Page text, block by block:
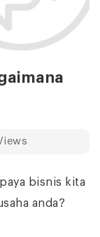
bisnis kita
anda?